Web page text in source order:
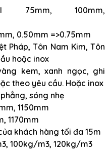
100mm,
0.50mm =>0.75mm
Pháp, Tôn Nam Kim, Tôn
hoặc inox
kem, xanh ngọc, ghi
theo yêu cầu. Hoặc inox
sóng nhẹ
1150mm
1170mm
khách hàng tối đa 15m
100kg/m3, 120kg/m3